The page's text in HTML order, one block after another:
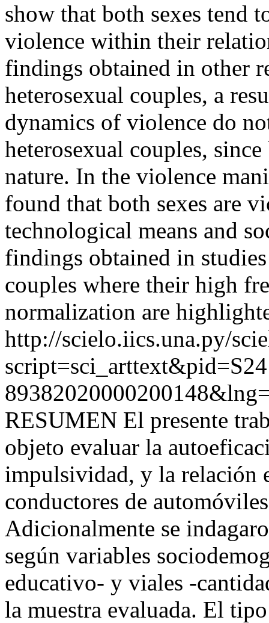
show that both sexes tend
violence within their
findings obtained in other
heterosexual couples, a
dynamics of violence do
heterosexual couples,
nature. In the violence
found that both sexes are
technological means and
findings obtained in
couples where their high
normalization are
http://scielo.iics.una.py/
RESUMEN El presente
objeto evaluar la
impulsividad, y la relación
conductores de
Adicionalmente se
según variables
educativo- y viales -
la muestra evaluada. El